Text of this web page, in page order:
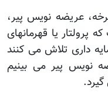
عریضه نویس پیر،
پرولتار یا قهرمانهای
داری تلاش می کنند
نویس پیر می بینیم